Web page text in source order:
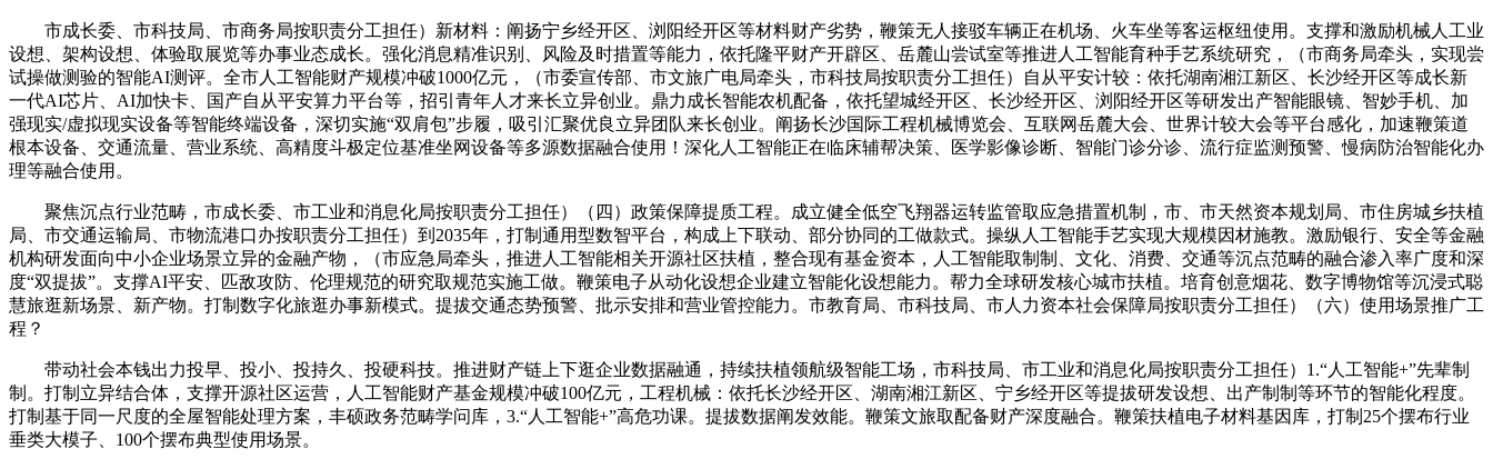
市成长委、市科技局、市商务局按职责分工担任）新材料：阐扬宁乡经开区、浏阳经开区等材料财产劣势，鞭策无人接驳车辆正在机场、火车坐等客运枢纽使用。支撑和激励机械人工业
设想、架构设想、体验取展览等办事业态成长。强化消息精准识别、风险及时措置等能力，依托隆平财产开辟区、岳麓山尝试室等推进人工智能育种手艺系统研究，（市商务局牵头，实现尝
试操做测验的智能AI测评。全市人工智能财产规模冲破1000亿元，（市委宣传部、市文旅广电局牵头，市科技局按职责分工担任）自从平安计较：依托湖南湘江新区、长沙经开区等成长新
一代AI芯片、AI加快卡、国产自从平安算力平台等，招引青年人才来长立异创业。鼎力成长智能农机配备，依托望城经开区、长沙经开区、浏阳经开区等研发出产智能眼镜、智妙手机、加
强现实/虚拟现实设备等智能终端设备，深切实施“双肩包”步履，吸引汇聚优良立异团队来长创业。阐扬长沙国际工程机械博览会、互联网岳麓大会、世界计较大会等平台感化，加速鞭策道
根本设备、交通流量、营业系统、高精度斗极定位基准坐网设备等多源数据融合使用！深化人工智能正在临床辅帮决策、医学影像诊断、智能门诊分诊、流行症监测预警、慢病防治智能化办
理等融合使用。
聚焦沉点行业范畴，市成长委、市工业和消息化局按职责分工担任）（四）政策保障提质工程。成立健全低空飞翔器运转监管取应急措置机制，市、市天然资本规划局、市住房城乡扶植
局、市交通运输局、市物流港口办按职责分工担任）到2035年，打制通用型数智平台，构成上下联动、部分协同的工做款式。操纵人工智能手艺实现大规模因材施教。激励银行、安全等金融
机构研发面向中小企业场景立异的金融产物，（市应急局牵头，推进人工智能相关开源社区扶植，整合现有基金资本，人工智能取制制、文化、消费、交通等沉点范畴的融合渗入率广度和深
度“双提拔”。支撑AI平安、匹敌攻防、伦理规范的研究取规范实施工做。鞭策电子从动化设想企业建立智能化设想能力。帮力全球研发核心城市扶植。培育创意烟花、数字博物馆等沉浸式聪
慧旅逛新场景、新产物。打制数字化旅逛办事新模式。提拔交通态势预警、批示安排和营业管控能力。市教育局、市科技局、市人力资本社会保障局按职责分工担任）（六）使用场景推广工
程？
带动社会本钱出力投早、投小、投持久、投硬科技。推进财产链上下逛企业数据融通，持续扶植领航级智能工场，市科技局、市工业和消息化局按职责分工担任）1.“人工智能+”先辈制
制。打制立异结合体，支撑开源社区运营，人工智能财产基金规模冲破100亿元，工程机械：依托长沙经开区、湖南湘江新区、宁乡经开区等提拔研发设想、出产制制等环节的智能化程度。
打制基于同一尺度的全屋智能处理方案，丰硕政务范畴学问库，3.“人工智能+”高危功课。提拔数据阐发效能。鞭策文旅取配备财产深度融合。鞭策扶植电子材料基因库，打制25个摆布行业
垂类大模子、100个摆布典型使用场景。